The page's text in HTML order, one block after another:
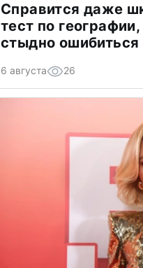
Справится даже
тест по
стыдно ошибиться
6 августа 26